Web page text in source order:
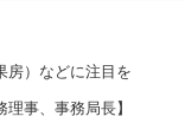
房）などに注目を
事、事務局長】